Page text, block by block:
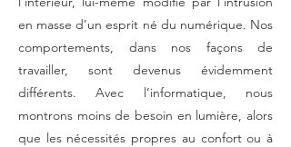
en masse d’un esprit né du numérique. Nos
comportements, dans nos façons de
travailler, sont devenus évidemment
différents. Avec l’informatique, nous
montrons moins de besoin en lumière, alors
que les nécessités propres au confort ou à